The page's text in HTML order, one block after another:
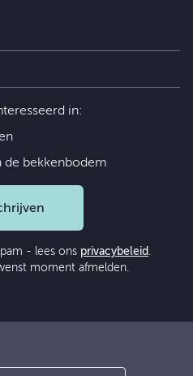
in:
de bekkenbodem
- lees ons privacybeleid .
moment afmelden.